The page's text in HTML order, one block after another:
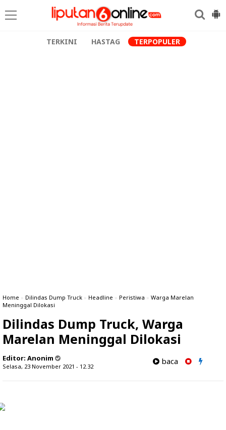
TERKINI HASTAG TERPOPULER
Home » Dilindas Dump Truck » Headline » Peristiwa » Warga Marelan
Meninggal Dilokasi
Dilindas Dump Truck, Warga
Marelan Meninggal Dilokasi
Editor: Anonim
Selasa, 23 November 2021 - 12.32
baca